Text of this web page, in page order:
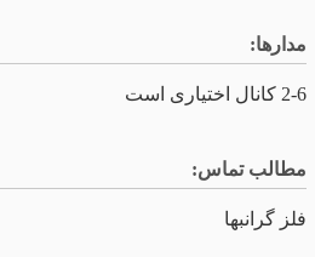
مدارها:
2-6 کانال اختیاری است
مطالب تماس:
فلز گرانبها